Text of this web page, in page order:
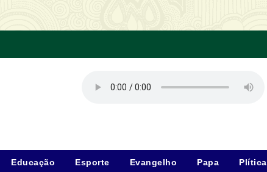
Educação Esporte Evangelho Papa Plítica